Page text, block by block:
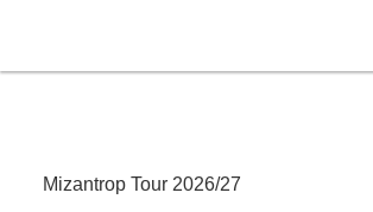
Mizantrop Tour 2026/27